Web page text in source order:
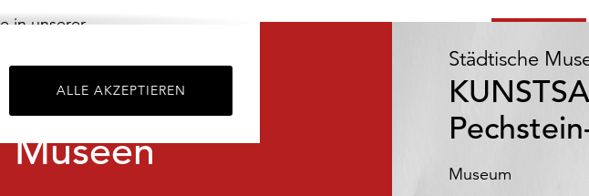
in unserer
ALLE AKZEPTIEREN
Museen
Städtische
Museum